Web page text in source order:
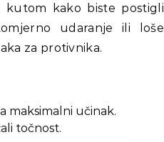
kako biste postigli
udaranje ili loše
za protivnika.
učinak.
točnost.